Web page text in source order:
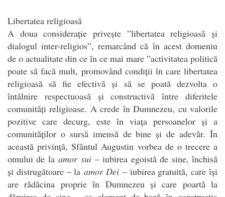
Libertatea religioasă
A doua considerație privește ”libertatea religioasă și
dialogul inter-religios”, remarcând că în acest domeniu
de o actualitate din ce în ce mai mare ”activitatea politică
poate să facă mult, promovând condiții în care libertatea
religioasă să fie efectivă și să se poată dezvolta o
întâlnire respectuoasă și constructivă între diferitele
comunități religioase. A crede în Dumnezeu, cu valorile
pozitive care decurg, este în viața persoanelor și a
comunităților o sursă imensă de bine și de adevăr. În
această privință, Sfântul Augustin vorbea de o trecere a
omului de laamor sui– iubirea egoistă de sine, închisă
și distrugătoare – laamor Dei – iubirea gratuită, care își
are rădăcina proprie în Dumnezeu și care poartă la